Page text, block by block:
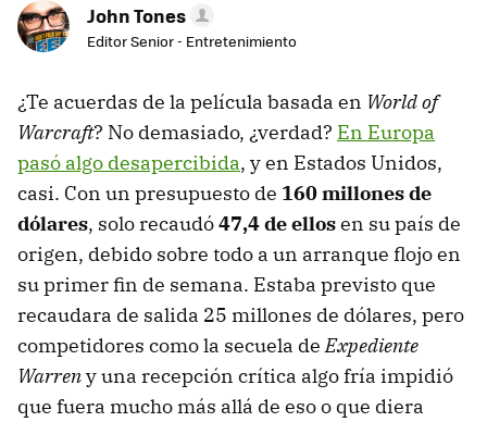
John Tones
Editor Senior - Entretenimiento
¿Te acuerdas de la película basada en World of
Warcraft? No demasiado, ¿verdad? En Europa
pasó algo desapercibida, y en Estados Unidos,
casi. Con un presupuesto de 160 millones de
dólares, solo recaudó47,4 de ellosen su país de
origen, debido sobre todo a un arranque flojo en
su primer fin de semana. Estaba previsto que
recaudara de salida 25 millones de dólares, pero
competidores como la secuela deExpediente
Warreny una recepción crítica algo fría impidió
que fuera mucho más allá de eso o que diera